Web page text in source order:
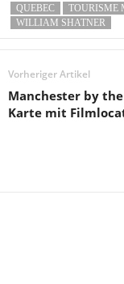
QUEBEC
TOURISME
WILLIAM SHATNER
Vorheriger Artikel
Manchester by the
Karte mit